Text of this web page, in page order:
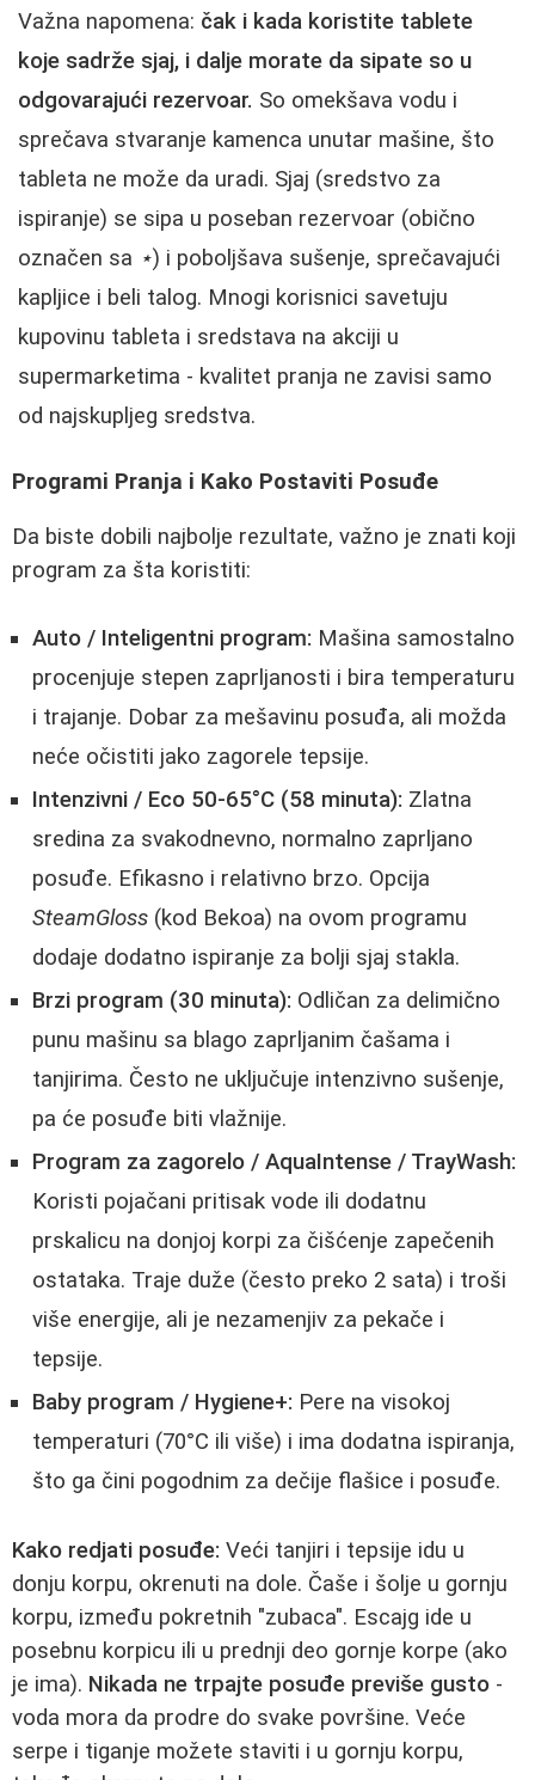
Važna napomena: čak i kada koristite tablete
koje sadrže sjaj, i dalje morate da sipate so u
odgovarajući rezervoar. So omekšava vodu i
sprečava stvaranje kamenca unutar mašine, što
tableta ne može da uradi. Sjaj (sredstvo za
ispiranje) se sipa u poseban rezervoar (obično
označen sa ⋆) i poboljšava sušenje, sprečavajući
kapljice i beli talog. Mnogi korisnici savetuju
kupovinu tableta i sredstava na akciji u
supermarketima - kvalitet pranja ne zavisi samo
od najskupljeg sredstva.
Programi Pranja i Kako Postaviti Posuđe
Da biste dobili najbolje rezultate, važno je znati koji
program za šta koristiti:
Auto / Inteligentni program: Mašina samostalno
procenjuje stepen zaprljanosti i bira temperaturu
i trajanje. Dobar za mešavinu posuđa, ali možda
neće očistiti jako zagorele tepsije.
Intenzivni / Eco 50-65°C (58 minuta): Zlatna
sredina za svakodnevno, normalno zaprljano
posuđe. Efikasno i relativno brzo. Opcija
SteamGloss (kod Bekoa) na ovom programu
dodaje dodatno ispiranje za bolji sjaj stakla.
Brzi program (30 minuta): Odličan za delimično
punu mašinu sa blago zaprljanim čašama i
tanjirima. Često ne uključuje intenzivno sušenje,
pa će posuđe biti vlažnije.
Program za zagorelo / AquaIntense / TrayWash:
Koristi pojačani pritisak vode ili dodatnu
prskalicu na donjoj korpi za čišćenje zapečenih
ostataka. Traje duže (često preko 2 sata) i troši
više energije, ali je nezamenjiv za pekače i
tepsije.
Baby program / Hygiene+: Pere na visokoj
temperaturi (70°C ili više) i ima dodatna ispiranja,
što ga čini pogodnim za dečije flašice i posuđe.
Kako redjati posuđe: Veći tanjiri i tepsije idu u
donju korpu, okrenuti na dole. Čaše i šolje u gornju
korpu, između pokretnih "zubaca". Escajg ide u
posebnu korpicu ili u prednji deo gornje korpe (ako
je ima). Nikada ne trpajte posuđe previše gusto -
voda mora da prodre do svake površine. Veće
serpe i tiganje možete staviti i u gornju korpu,